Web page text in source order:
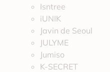
Isntree
iUNIK
Javin de Seoul
JULYME
Jumiso
K-SECRET